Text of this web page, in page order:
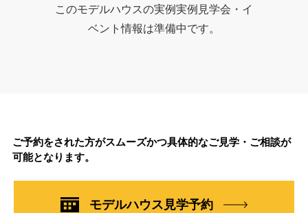
このモデルハウスの実例実例見学会・イ
ベント情報は準備中です。
ご予約をされた方がスムーズかつ具体的なご見学・ご相談が
可能となります。
モデルハウス見学予約